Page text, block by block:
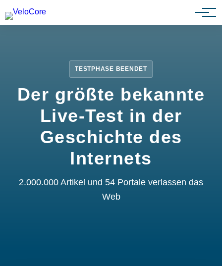
Partnerprogramm
TESTPHASE BEENDET
Der größte bekannte
Live-Test in der
Geschichte des
Internets
2.000.000 Artikel und 54 Portale verlassen das
Web